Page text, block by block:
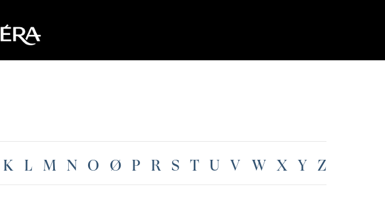
K L M N O Ø P R S T U V W X Y Z